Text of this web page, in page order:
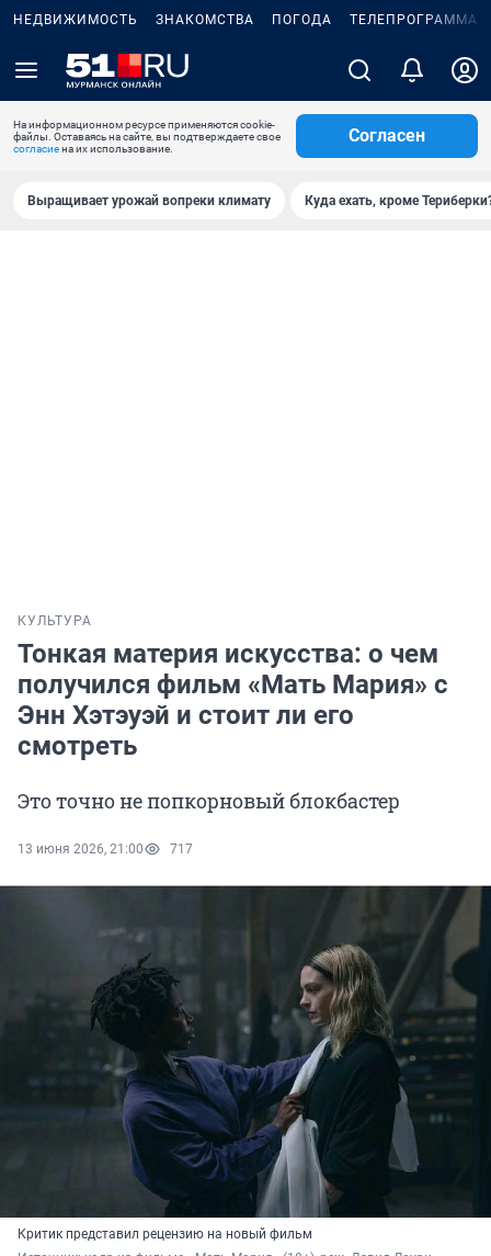
НЕДВИЖИМОСТЬ ЗНАКОМСТВА ПОГОДА ТЕЛЕПРОГРАММА
На информационном ресурсе применяются cookie-
файлы. Оставаясь на сайте, вы подтверждаете свое
согласиена их использование.
Согласен
Выращивает урожай вопреки климату Куда ехать, кроме
КУЛЬТУРА
Тонкая материя искусства: о чем
получился фильм «Мать Мария» с
Энн Хэтэуэй и стоит ли его
смотреть
Это точно не попкорновый блокбастер
13 июня 2026, 21:00 717
Критик представил рецензию на новый фильм